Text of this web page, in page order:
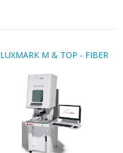
LUXMARK M & TOP - FIBER